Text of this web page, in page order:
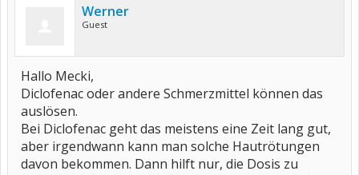
Werner
Guest
Hallo Mecki,
Diclofenac oder andere Schmerzmittel können das
auslösen.
Bei Diclofenac geht das meistens eine Zeit lang gut,
aber irgendwann kann man solche Hautrötungen
davon bekommen. Dann hilft nur, die Dosis zu